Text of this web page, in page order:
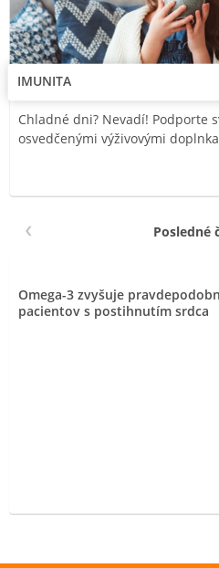
IMUNITA
Chladné dni? Nevadí! Podporte
osvedčenými výživovými
Posledné
Omega-3 zvyšuje
pacientov s postihnutím srdca